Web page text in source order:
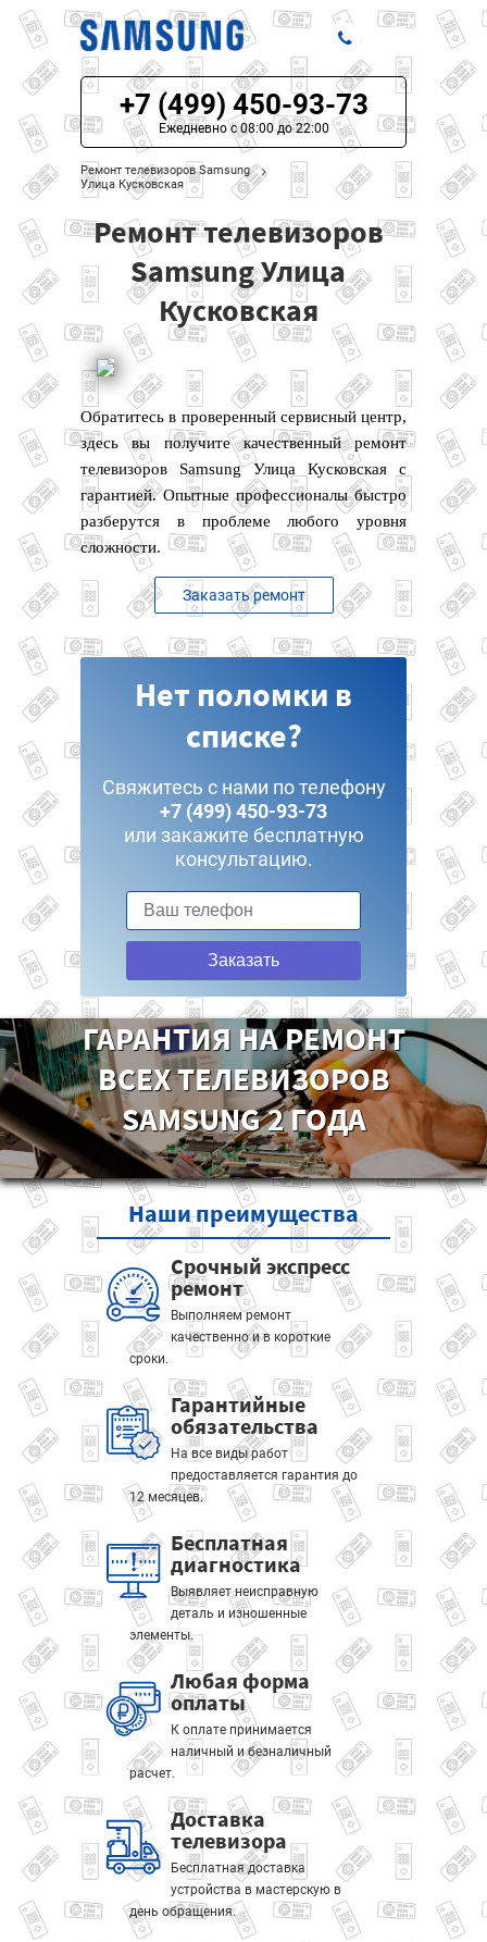
ЦЕНЫ НА РЕМОНТ
О СЕРВИСЕ
МОДЕЛИ SAMSUNG
НАШИ КОНТАКТЫ
+7 (499) 450-93-73
Ежедневно с 08:00 до 22:00
Ремонт телевизоров Samsung
Улица Кусковская
Ремонт телевизоров
Samsung Улица
Кусковская
Обратитесь в проверенный сервисный центр,
здесь вы получите качественный ремонт
телевизоров Samsung Улица Кусковская с
гарантией. Опытные профессионалы быстро
разберутся в проблеме любого уровня
сложности.
Заказать ремонт
Нет поломки в
списке?
Свяжитесь с нами по телефону
+7 (499) 450-93-73
или закажите бесплатную
консультацию.
Заказать
ГАРАНТИЯ НА РЕМОНТ
ВСЕХ ТЕЛЕВИЗОРОВ
SAMSUNG 2 ГОДА
Нашипреимущества
Срочный экспресс
ремонт
Выполняем ремонт
качественно и в короткие
сроки.
Гарантийные
обязательства
На все виды работ
предоставляется гарантия до
12 месяцев.
Бесплатная
диагностика
Выявляет неисправную
деталь и изношенные
элементы.
Любая форма
оплаты
К оплате принимается
наличный и безналичный
расчет.
Доставка
телевизора
Бесплатная доставка
устройства в мастерскую в
день обращения.